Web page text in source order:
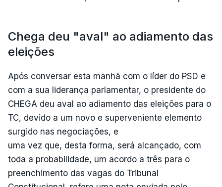
Chega deu "aval" ao adiamento das
eleições
Após conversar esta manhã com o líder do PSD e
com a sua liderança parlamentar, o presidente do
CHEGA deu aval ao adiamento das eleições para o
TC, devido a um novo e superveniente elemento
surgido nas negociações, e
uma vez que, desta forma, será alcançado, com
toda a probabilidade, um acordo a três para o
preenchimento das vagas do Tribunal